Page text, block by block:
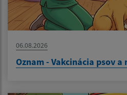
06.08.2026
Oznam - Vakcinácia psov